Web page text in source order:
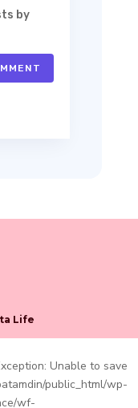
by
Life
Unable to save
public_html/wp-
wf-